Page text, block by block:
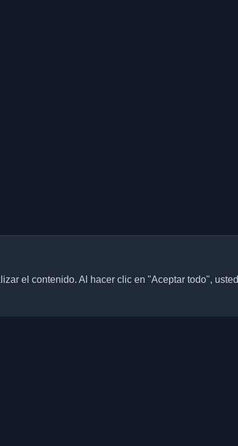
el contenido. Al hacer clic en "Aceptar todo", usted